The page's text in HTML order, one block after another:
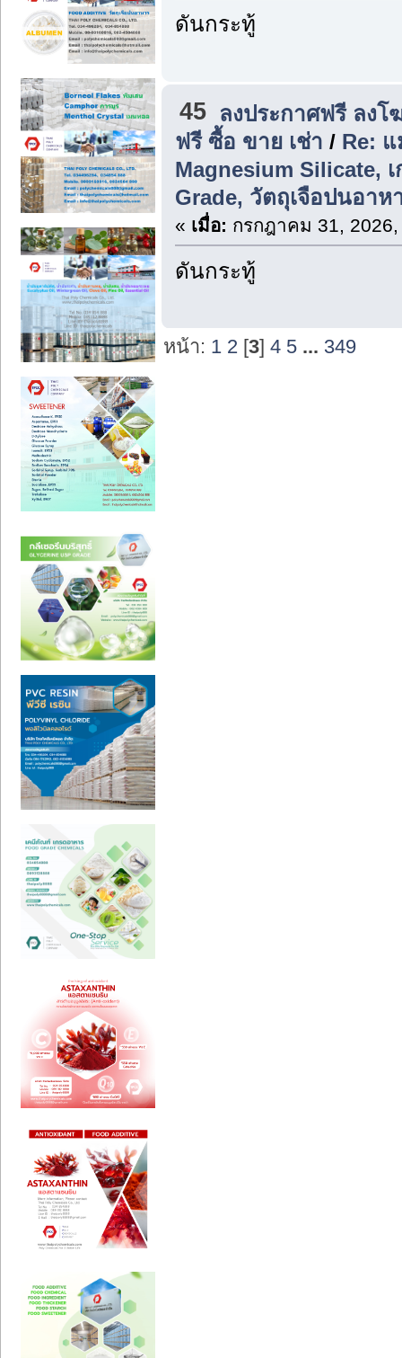
ดันกระทู้
45 ลงประกาศฟรี ลง
ฟรี ซื้อ ขาย เช่า / Re:
Magnesium Silicate,
Grade, วัตถุเจือปนอาห
« เมื่อ: กรกฎาคม 31,
ดันกระทู้
หน้า: 1 2 [3]4 5 ... 349